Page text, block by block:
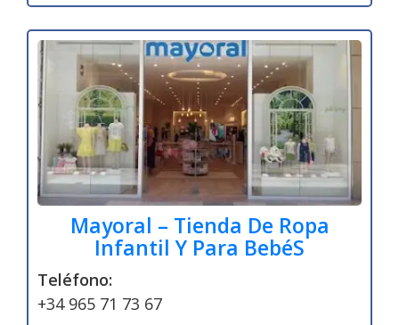
Mayoral – Tienda De Ropa
Infantil Y Para BebéS
Teléfono:
+34 965 71 73 67